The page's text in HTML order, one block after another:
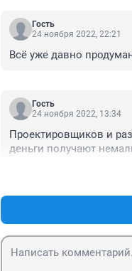
Гость
24 ноября 2022, 22:21
Всё уже давно
Гость
24 ноября 2022, 13:34
Проектировщиков и
деньги получают